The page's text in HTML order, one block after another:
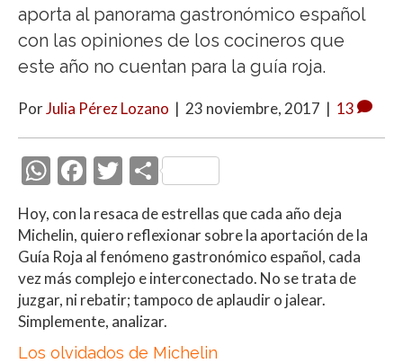
aporta al panorama gastronómico español
con las opiniones de los cocineros que
este año no cuentan para la guía roja.
PorJulia Pérez Lozano | 23 noviembre, 2017 | 13
W
at
s
A
p
p
F
e
b
o
o
k
T
itt
er
C
m
p
ar
ti
r
Hoy, con la resaca de estrellas que cada año deja
Michelin, quiero reflexionar sobre la aportación de la
Guía Roja al fenómeno gastronómico español, cada
vez más complejo e interconectado. No se trata de
juzgar, ni rebatir; tampoco de aplaudir o jalear.
Simplemente, analizar.
Los olvidados de Michelin